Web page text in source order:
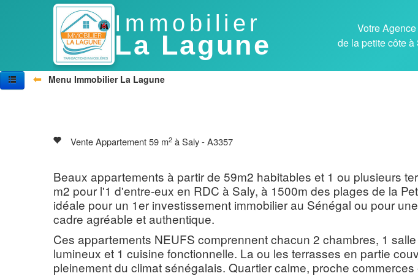
Immobilier
La Lagune
Votre
de la petite côte
⬅
Menu Immobilier La Lagune
Vente Appartement 59 m2 à Saly - A3357
Beaux appartements à partir de 59m2 habitables et 1 ou plusieurs
m2 pour l'1 d'entre-eux en RDC à Saly, à 1500m des plages de la
idéale pour un 1er investissement immobilier au Sénégal ou pour
cadre agréable et authentique.
Ces appartements NEUFS comprennent chacun 2 chambres, 1
lumineux et 1 cuisine fonctionnelle. La ou les terrasses en partie
pleinement du climat sénégalais. Quartier calme, proche commerces